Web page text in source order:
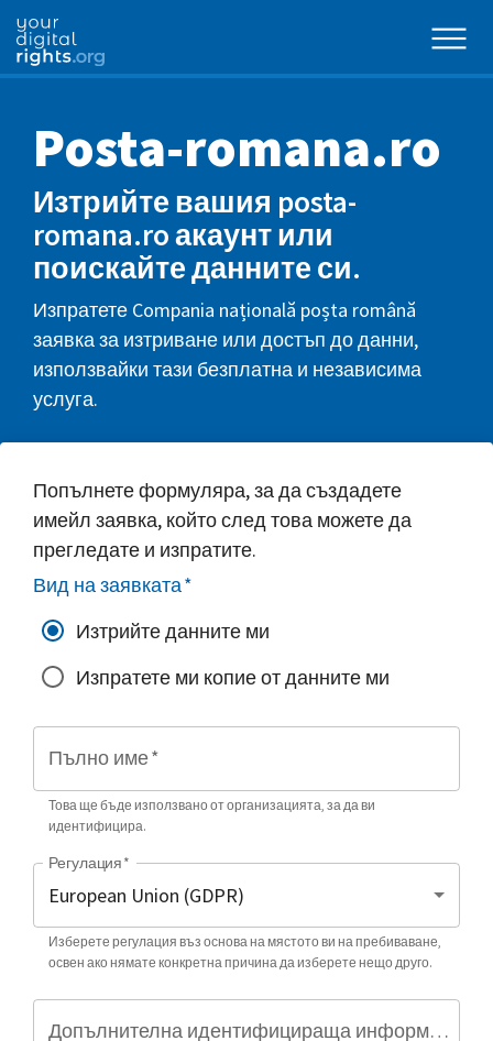
Posta-romana.ro
Изтрийте вашия posta-
romana.ro акаунт или
поискайте данните си.
Изпратете Compania națională poșta română
заявка за изтриване или достъп до данни,
използвайки тази безплатна и независима
услуга.
Попълнете формуляра, за да създадете
имейл заявка, който след това можете да
прегледате и изпратите.
Вид на заявката*
Изтрийте данните ми
Изпратете ми копие от данните ми
Пълно име*
Това ще бъде използвано от организацията, за да ви
идентифицира.
Регулация*
Изберете регулация въз основа на мястото ви на пребиваване,
освен ако нямате конкретна причина да изберете нещо друго.
Допълнителна идентифицираща информация (по избор)